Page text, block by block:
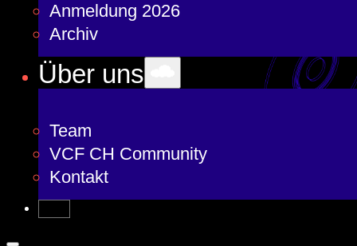
Anmeldung 2026
Archiv
Über uns
Team
VCF CH Community
Kontakt